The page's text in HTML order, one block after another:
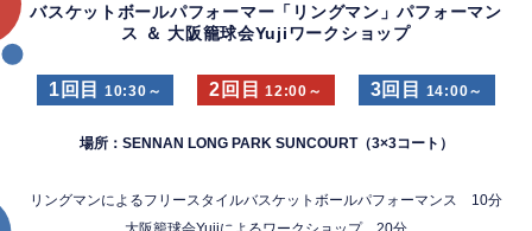
バスケットボールパフォーマー「リングマン」パフォーマン
ス ＆ 大阪籠球会Yujiワークショップ
1回目 10:30～ 2回目 12:00～ 3回目 14:00～
場所：SENNAN LONG PARK SUNCOURT（3×3コート）
リングマンによるフリースタイルバスケットボールパフォーマンス 10分